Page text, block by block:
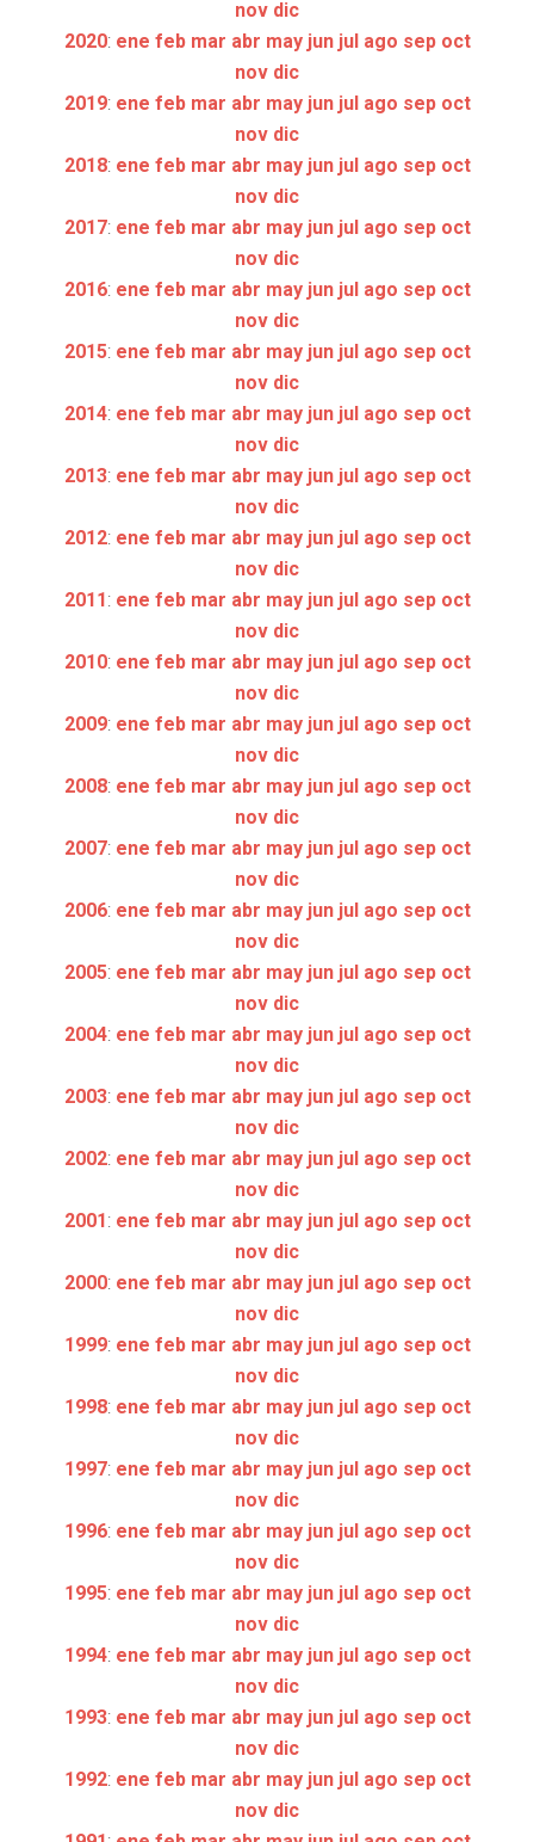
nov dic
2020: ene feb mar abr may jun jul ago sep oct
nov dic
2019: ene feb mar abr may jun jul ago sep oct
nov dic
2018: ene feb mar abr may jun jul ago sep oct
nov dic
2017: ene feb mar abr may jun jul ago sep oct
nov dic
2016: ene feb mar abr may jun jul ago sep oct
nov dic
2015: ene feb mar abr may jun jul ago sep oct
nov dic
2014: ene feb mar abr may jun jul ago sep oct
nov dic
2013: ene feb mar abr may jun jul ago sep oct
nov dic
2012: ene feb mar abr may jun jul ago sep oct
nov dic
2011: ene feb mar abr may jun jul ago sep oct
nov dic
2010: ene feb mar abr may jun jul ago sep oct
nov dic
2009: ene feb mar abr may jun jul ago sep oct
nov dic
2008: ene feb mar abr may jun jul ago sep oct
nov dic
2007: ene feb mar abr may jun jul ago sep oct
nov dic
2006: ene feb mar abr may jun jul ago sep oct
nov dic
2005: ene feb mar abr may jun jul ago sep oct
nov dic
2004: ene feb mar abr may jun jul ago sep oct
nov dic
2003: ene feb mar abr may jun jul ago sep oct
nov dic
2002: ene feb mar abr may jun jul ago sep oct
nov dic
2001: ene feb mar abr may jun jul ago sep oct
nov dic
2000: ene feb mar abr may jun jul ago sep oct
nov dic
1999: ene feb mar abr may jun jul ago sep oct
nov dic
1998: ene feb mar abr may jun jul ago sep oct
nov dic
1997: ene feb mar abr may jun jul ago sep oct
nov dic
1996: ene feb mar abr may jun jul ago sep oct
nov dic
1995: ene feb mar abr may jun jul ago sep oct
nov dic
1994: ene feb mar abr may jun jul ago sep oct
nov dic
1993: ene feb mar abr may jun jul ago sep oct
nov dic
1992: ene feb mar abr may jun jul ago sep oct
nov dic